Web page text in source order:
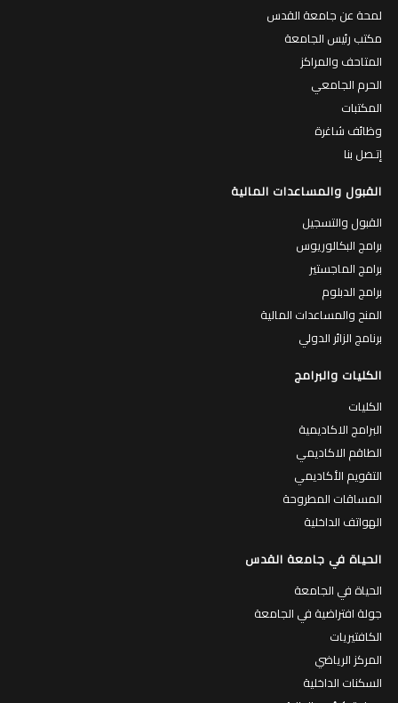
لمحة عن جامعة القدس
مكتب رئيس الجامعة
المتاحف والمراكز
الحرم الجامعي
المكتبات
وظائف شاغرة
إتـصل بنا
القبول والمساعدات المالية
القبول والتسجيل
برامج البكالوريوس
برامج الماجستير
برامج الدبلوم
المنح والمساعدات المالية
برنامج الزائر الدولي
الكليات والبرامج
الكليات
البرامج الاكاديمية
الطاقم الاكاديمي
التقويم الأكاديمي
المساقات المطروحة
الهواتف الداخلية
الحياة في جامعة القدس
الحياة في الجامعة
جولة افتراضية في الجامعة
الكافتيريات
المركز الرياضي
السكنات الداخلية